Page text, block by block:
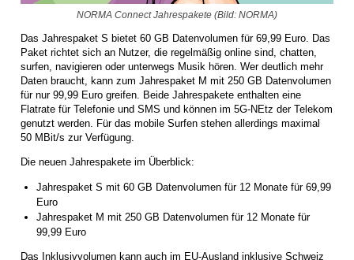
NORMA Connect Jahrespakete (Bild: NORMA)
Das Jahrespaket S bietet 60 GB Datenvolumen für 69,99 Euro. Das
Paket richtet sich an Nutzer, die regelmäßig online sind, chatten,
surfen, navigieren oder unterwegs Musik hören. Wer deutlich mehr
Daten braucht, kann zum Jahrespaket M mit 250 GB Datenvolumen
für nur 99,99 Euro greifen. Beide Jahrespakete enthalten eine
Flatrate für Telefonie und SMS und können im 5G-NEtz der Telekom
genutzt werden. Für das mobile Surfen stehen allerdings maximal
50 MBit/s zur Verfügung.
Die neuen Jahrespakete im Überblick:
Jahrespaket S mit 60 GB Datenvolumen für 12 Monate für 69,99
Euro
Jahrespaket M mit 250 GB Datenvolumen für 12 Monate für
99,99 Euro
Das Inklusivvolumen kann auch im EU-Ausland inklusive Schweiz